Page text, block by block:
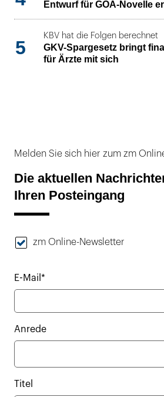
Entwurf für GOÄ-Novelle
5
KBV hat die Folgen berechnet
GKV-Spargesetz bringt
für Ärzte mit sich
Melden Sie sich hier zum zm
Die aktuellen
Ihren Posteingang
zm Online-Newsletter
E-Mail*
Anrede
Titel